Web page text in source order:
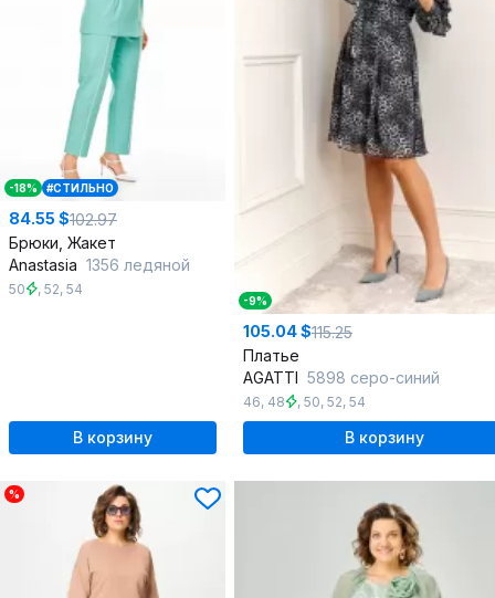
-18% #СТИЛЬНО
84.55 $102.97
Брюки, Жакет
Anastasia 1356 ледяной
50 , 52, 54
В корзину
-9%
105.04 $115.25
Платье
AGATTI 5898 серо-синий
46, 48 , 50, 52, 54
В корзину
%